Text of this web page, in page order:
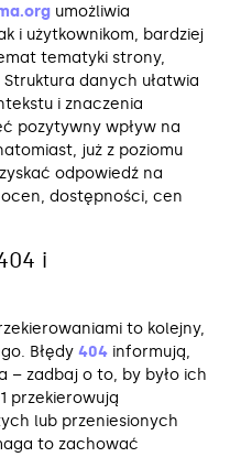
umożliwia
i użytkownikom, bardziej
tematyki strony,
danych ułatwia
i znaczenia
pozytywny wpływ na
już z poziomu
odpowiedź na
dostępności, cen
i
to kolejny,
Błędy 404 informują,
– zadbaj o to, by było ich
przekierowują
lub przeniesionych
to zachować